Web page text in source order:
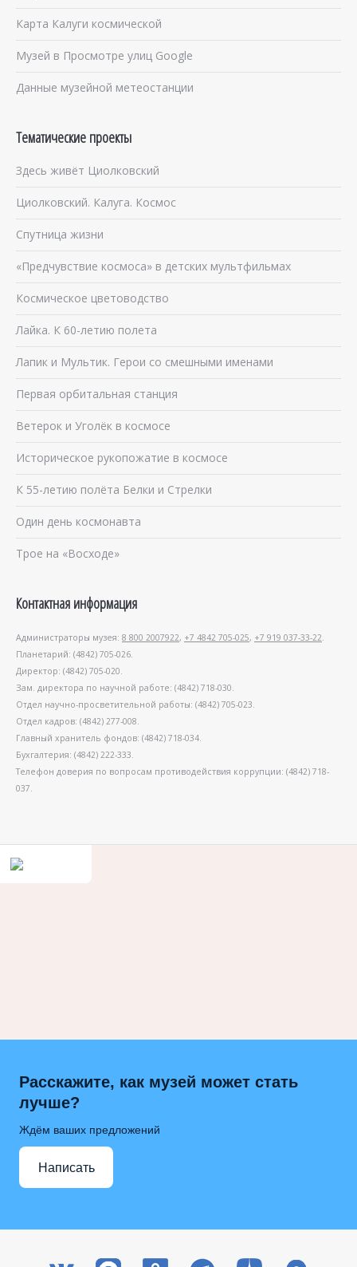
Карта Калуги космической
Музей в Просмотре улиц Google
Данные музейной метеостанции
Тематические проекты
Здесь живёт Циолковский
Циолковский. Калуга. Космос
Спутница жизни
«Предчувствие космоса» в детских мультфильмах
Космическое цветоводство
Лайка. К 60-летию полета
Лапик и Мультик. Герои со смешными именами
Первая орбитальная станция
Ветерок и Уголёк в космосе
Историческое рукопожатие в космосе
К 55-летию полёта Белки и Стрелки
Один день космонавта
Трое на «Восходе»
Контактная информация
Администраторы музея: 8 800 2007922, +7 4842 705-025, +7 919 037-33-22.
Планетарий: (4842) 705-026.
Директор: (4842) 705-020.
Зам. директора по научной работе: (4842) 718-030.
Отдел научно-просветительной работы: (4842) 705-023.
Отдел кадров: (4842) 277-008.
Главный хранитель фондов: (4842) 718-034.
Бухгалтерия: (4842) 222-333.
Телефон доверия по вопросам противодействия коррупции: (4842) 718-
037.
Расскажите, как музей может стать
лучше?
Ждём ваших предложений
Написать